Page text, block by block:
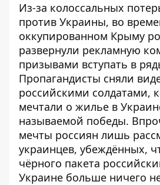
Из-за колоссальных
против Украины, во
оккупированном Крыму
развернули рекламную
призывами вступать в
Пропагандисты сняли
российскими солдатами,
мечтали о жилье в
называемой победы.
мечты россиян лишь
украинцев, убеждённых,
чёрного пакета
Украине больше ничего